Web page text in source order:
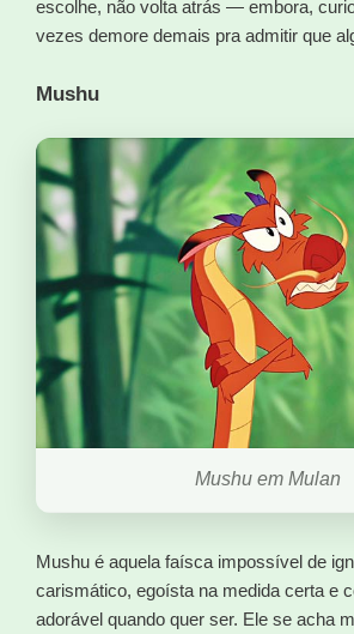
escolhe, não volta atrás — embora,
vezes demore demais pra admitir que
Mushu
Mushu em Mulan
Mushu é aquela faísca impossível de
carismático, egoísta na medida certa e
adorável quando quer ser. Ele se acha